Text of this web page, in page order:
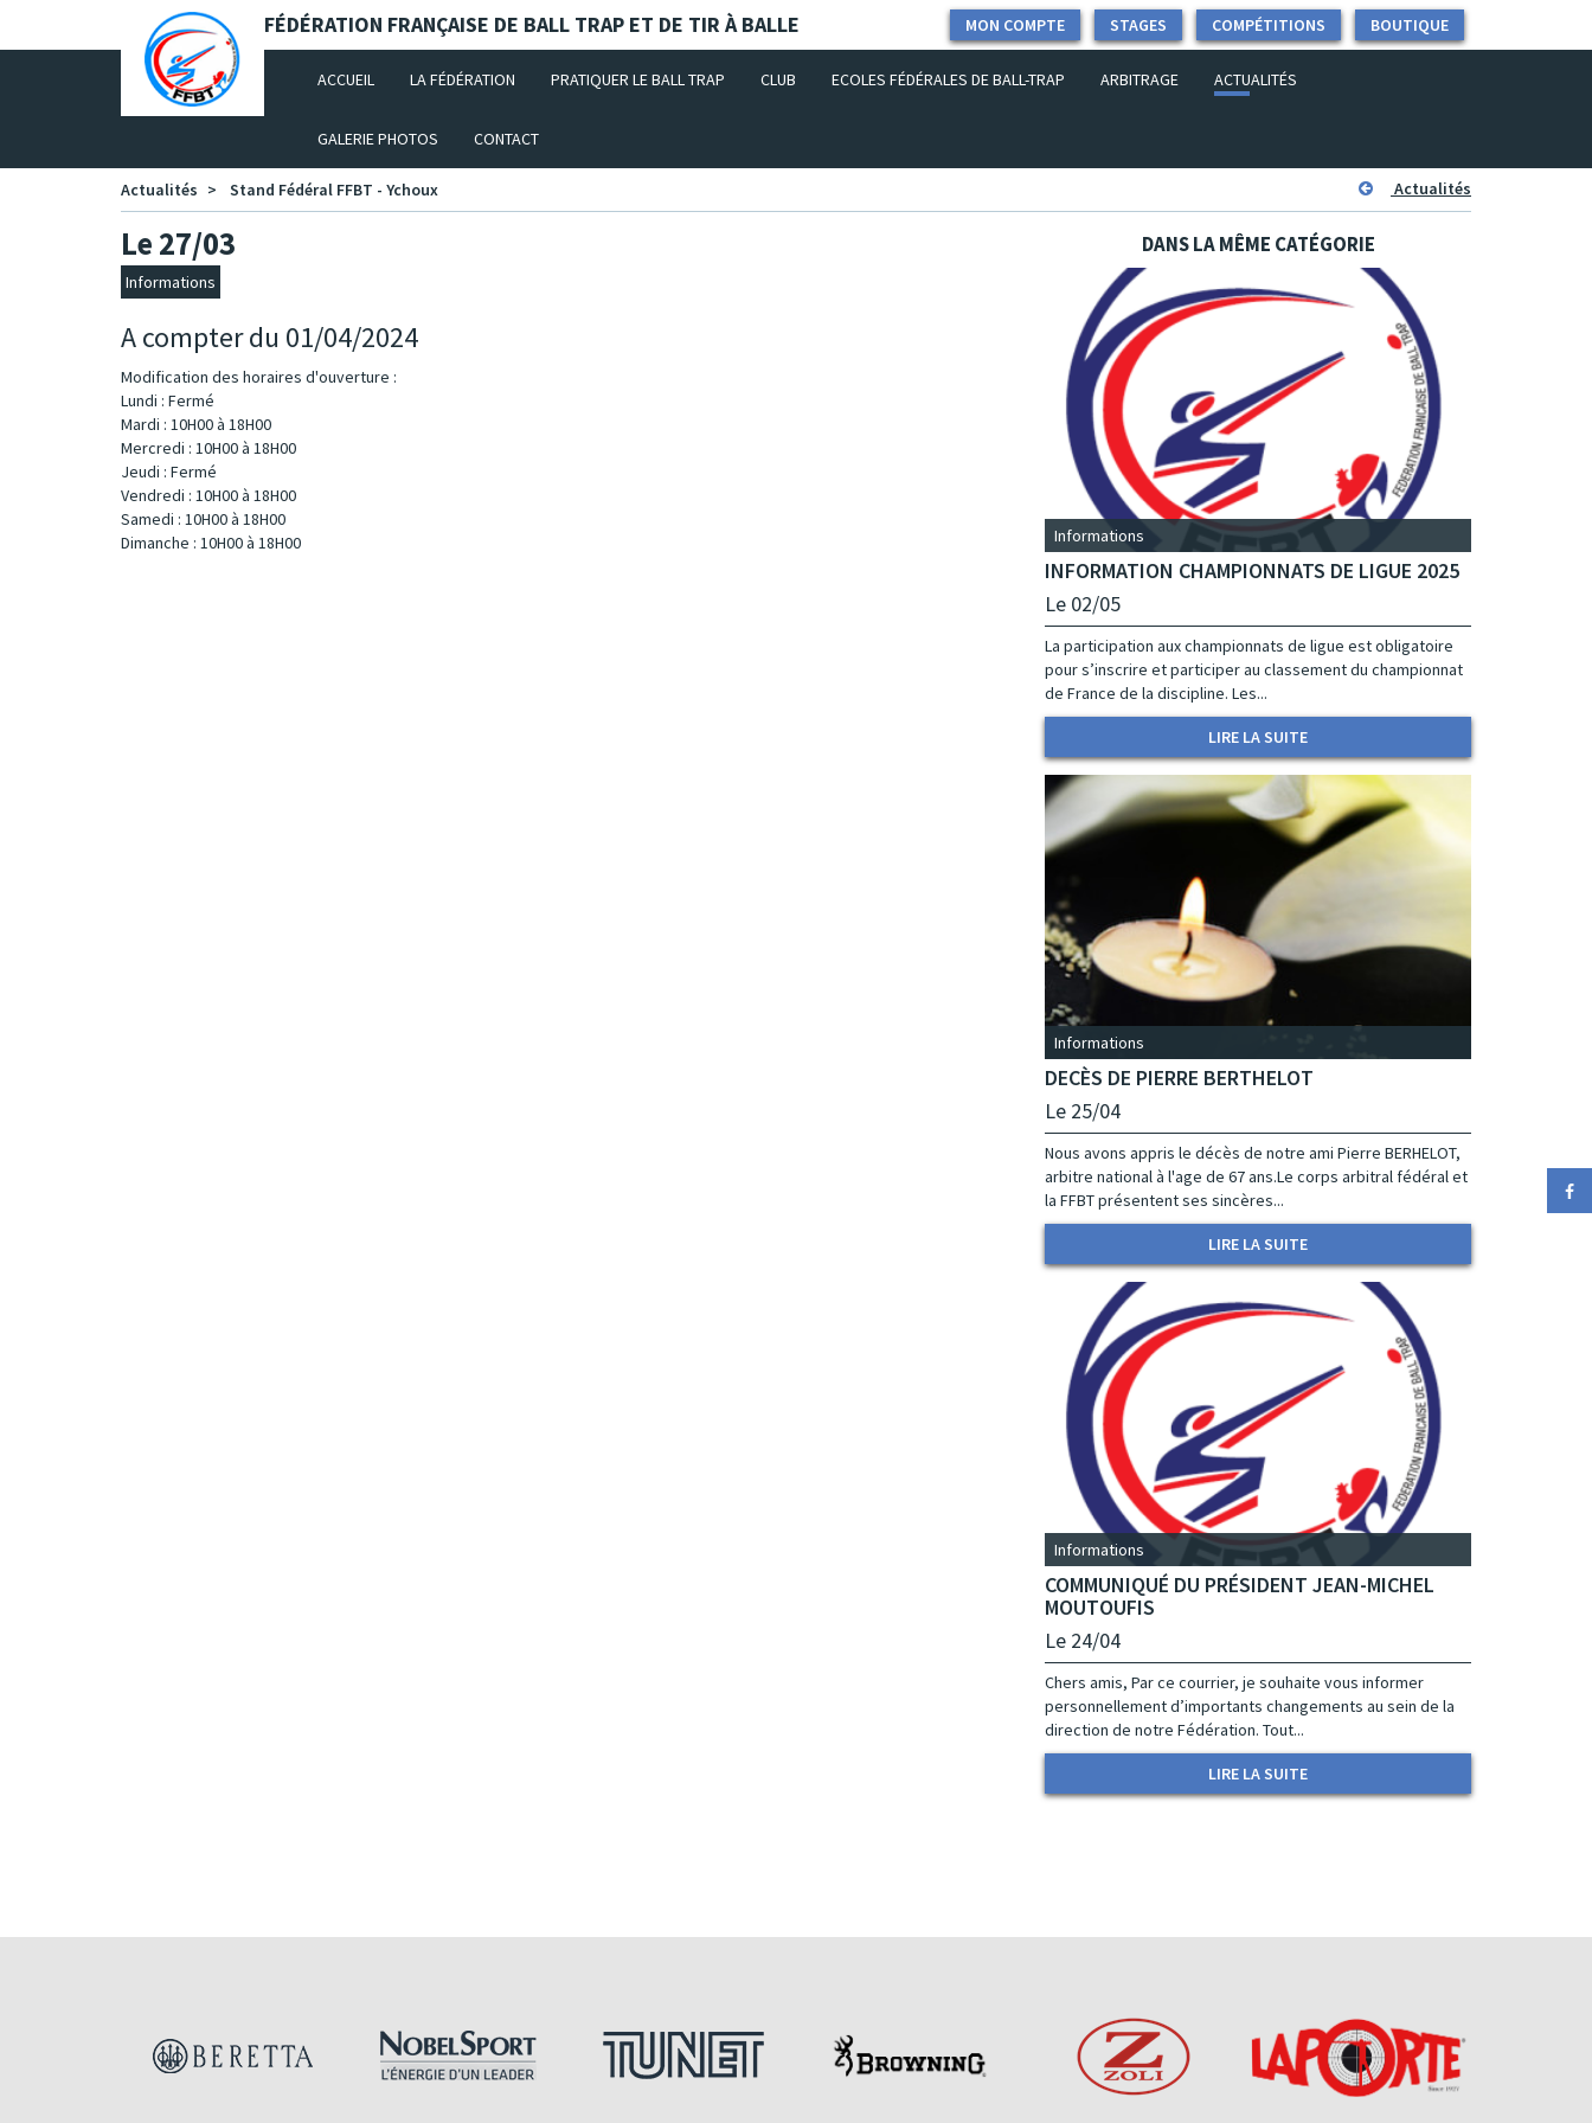
Panneau de gestion des cookies FÉDÉRATION FRANÇAISE DE BALL TRAP ET DE TIR À BALLE BOUTIQUE
COMPÉTITIONS
STAGES
MON COMPTE
ACCUEIL (CURRENT)
LA FÉDÉRATION PRATIQUER LE BALL TRAP CLUB ECOLES FÉDÉRALES DE BALL-TRAP ARBITRAGE ACTUALITÉS
GALERIE PHOTOS CONTACT
Actualités Stand Fédéral FFBT - Ychoux Actualités
Le 27/03
Informations
A compter du 01/04/2024
Modification des horaires d'ouverture :
Lundi : Fermé
Mardi : 10H00 à 18H00
Mercredi : 10H00 à 18H00
Jeudi : Fermé
Vendredi : 10H00 à 18H00
Samedi : 10H00 à 18H00
Dimanche : 10H00 à 18H00
DANS LA MÊME CATÉGORIE
Informations
INFORMATION CHAMPIONNATS DE LIGUE 2025
Le 02/05
La participation aux championnats de ligue est obligatoire
pour s’inscrire et participer au classement du championnat
de France de la discipline. Les...
LIRE LA SUITE
Informations
DECÈS DE PIERRE BERTHELOT
Le 25/04
Nous avons appris le décès de notre ami Pierre BERHELOT,
arbitre national à l'age de 67 ans.Le corps arbitral fédéral et
la FFBT présentent ses sincères...
LIRE LA SUITE
Informations
COMMUNIQUÉ DU PRÉSIDENT JEAN-MICHEL
MOUTOUFIS
Le 24/04
Chers amis, Par ce courrier, je souhaite vous informer
personnellement d’importants changements au sein de la
direction de notre Fédération. Tout...
LIRE LA SUITE